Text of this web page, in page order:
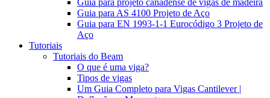
Guia para projeto canadense de vigas de madeira
Guia para AS 4100 Projeto de Aço
Guia para EN 1993-1-1 Eurocódigo 3 Projeto de
Aço
Tutoriais
Tutoriais do Beam
O que é uma viga?
Tipos de vigas
Um Guia Completo para Vigas Cantilever |